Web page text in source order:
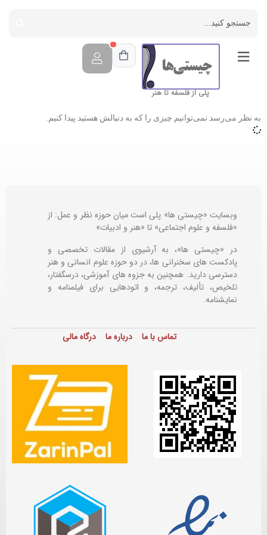
پلی از فلسفه تا هنر
به نظر می‌رسد نمی‌توانیم چیزی را که به دنبالش هستید پیدا کنیم.
وبسایت «چیستی ها» پلی است میان حوزه نظر و عمل: از
«فلسفه و علوم اجتماعی» تا «هنر و ادبیات»
در «چیستی ها»، به آرشیوی از مقالات تخصصی و
پادکست های سخنرانی ها، در دو حوزه علوم انسانی و هنر
دسترسی دارید. همچنین به جزوه های آموزشی، درسگفتار،
تلخیص، تألیف، ترجمه، و اتودهایی برایفیلمنامه و
نمایشنامه.
تماس با ما درباره ما درگاه مالی